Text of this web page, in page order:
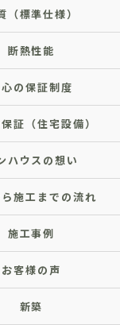
（標準仕様）
断熱性能
の保証制度
証（住宅設備）
ハウスの想い
施工までの流れ
施工事例
お客様の声
新築